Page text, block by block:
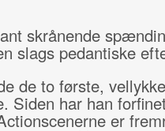
skrånende
slags pedantiske
de to første,
Siden har han
er